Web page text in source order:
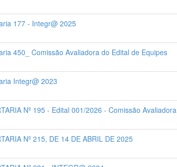
177 - Integr@ 2025
450_ Comissão Avaliadora do Edital de Equipes
Integr@ 2023
Nº 195 - Edital 001/2026 - Comissão Avaliadora
Nº 215, DE 14 DE ABRIL DE 2025